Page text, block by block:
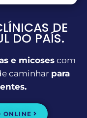
DE
DO PAÍS.
e micosescom
caminhar para
ONLINE